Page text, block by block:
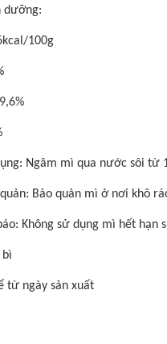
dưỡng:
100g
Ngâm mì qua nước sôi
Bảo quản mì ở nơi khô
Không sử dụng mì hết
bì
từ ngày sản xuất